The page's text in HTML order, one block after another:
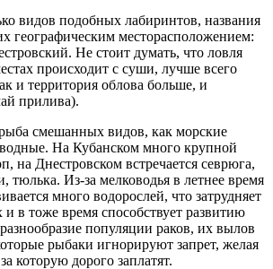
видов подобных лабиринтов, названия
географическим месторасположением:
Не стоит думать, что ловля
происходит с суши, лучше всего
и территория облова больше, и
прилива).
смешанных видов, как морские
На Кубанском много крупной
на Днестровском встречается севрюга,
тюлька. Из-за мелководья в летнее время
много водорослей, что затрудняет
в тоже время способствует развитию
популяции раков, их вылов
рыбаки игнорируют запрет, желая
которую дорого заплатят.